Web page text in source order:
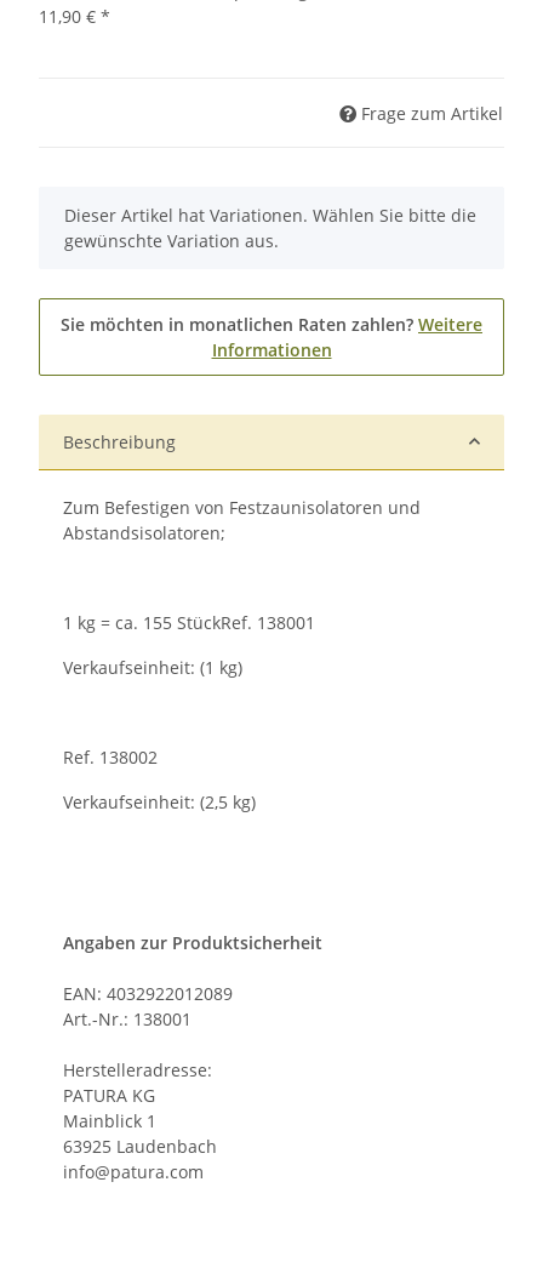
11,90 € *
Frage zum Artikel
x
Dieser Artikel hat Variationen. Wählen Sie bitte die
gewünschte Variation aus.
Sie möchten in monatlichen Raten zahlen? Weitere
Informationen
Beschreibung
Zum Befestigen von Festzaunisolatoren und
Abstands­isolatoren;
1 kg = ca. 155 StückRef. 138001
Verkaufseinheit: (1 kg)
Ref. 138002
Verkaufseinheit: (2,5 kg)
Angaben zur Produktsicherheit
EAN: 4032922012089
Art.-Nr.: 138001
Herstelleradresse:
PATURA KG
Mainblick 1
63925 Laudenbach
info@patura.com